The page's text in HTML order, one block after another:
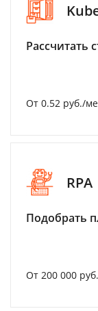
Рассчитать
От 0.52 руб./
RPA
Подобрать
От 200 000